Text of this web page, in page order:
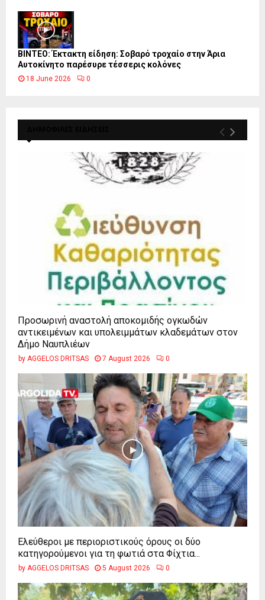
ΒΙΝΤΕΟ: Έκτακτη είδηση: Σοβαρό τροχαίο στην Άρια
Αυτοκίνητο παρέσυρε τέσσερις κολόνες
18 June 2026 0
Προσωρινή αναστολή αποκομιδής ογκωδών
αντικειμένων και υπολειμμάτων κλαδεμάτων στον
Δήμο Ναυπλιέων
by AGGELOS DRITSAS 7 August 2026 0
Ελεύθεροι με περιοριστικούς όρους οι δύο
κατηγορούμενοι για τη φωτιά στα Φίχτια...
by AGGELOS DRITSAS 5 August 2026 0